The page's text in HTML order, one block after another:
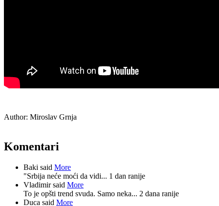
Author: Miroslav Grnja
Komentari
Baki said More
"Srbija neće moći da vidi... 1 dan ranije
Vladimir said More
To je opšti trend svuda. Samo neka... 2 dana ranije
Duca said More